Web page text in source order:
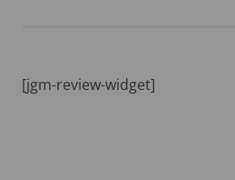
[jgm-review-widget]